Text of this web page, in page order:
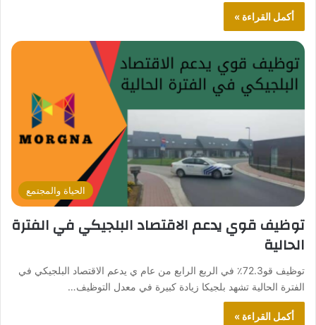
أكمل القراءة »
الحياة والمجتمع
توظيف قوي يدعم الاقتصاد البلجيكي في الفترة
الحالية
توظيف قو72.3٪ في الربع الرابع من عام ي يدعم الاقتصاد البلجيكي في
الفترة الحالية تشهد بلجيكا زيادة كبيرة في معدل التوظيف…
أكمل القراءة »